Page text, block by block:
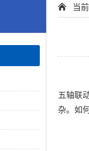
当
五轴联
杂。如